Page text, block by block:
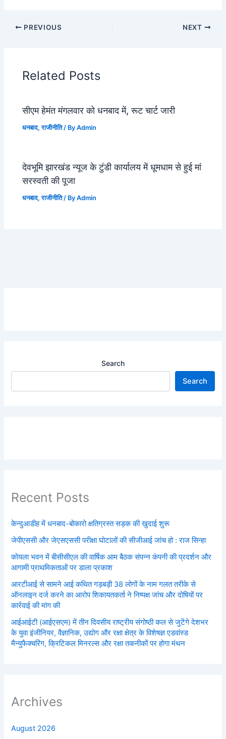
PREVIOUS NEXT
Related Posts
सीएम हेमंत मंगलवार को धनबाद में, रूट चार्ट जारी
धनबाद,राजीनीति/ ByAdmin
देवभूमि झारखंड न्यूज के टुंडी कार्यालय में धूमधाम से हुई मां
सरस्वती की पूजा
धनबाद,राजीनीति/ ByAdmin
Search
Search
Recent Posts
केन्दुआडीह में धनबाद-बोकारो क्षतिग्रस्त सड़क की खुदाई शुरू
जेपीएससी और जेएसएससी परीक्षा घोटालों की सीजीआई जांच हो : राज सिन्हा
कोयला भवन में बीसीसीएल की वार्षिक आम बैठक संपन्न कंपनी की प्रदर्शन और
आगामी प्राथमिकताओं पर डाला प्रकाश
आरटीआई से सामने आई कथित गड़बड़ी 38 लोगों के नाम गलत तरीके से
ऑनलाइन दर्ज करने का आरोप शिकायतकर्ता ने निष्पक्ष जांच और दोषियों पर
कार्रवाई की मांग की
आईआईटी (आईएसएम) में तीन दिवसीय राष्ट्रीय संगोष्ठी कल से जुटेंगे देशभर
के युवा इंजीनियर, वैज्ञानिक, उद्योग और रक्षा क्षेत्र के विशेषज्ञ एडवांस्ड
मैन्युफैक्चरिंग, क्रिटिकल मिनरल्स और रक्षा तकनीकों पर होगा मंथन
Archives
August 2026